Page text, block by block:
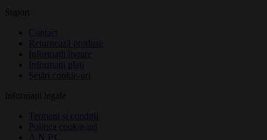
Suport
Contact
Returnează produse
Informații livrare
Informații plați
Setări cookie-uri
Informații legale
Termeni și condiții
Politica cookie-uri
A.N.P.C.